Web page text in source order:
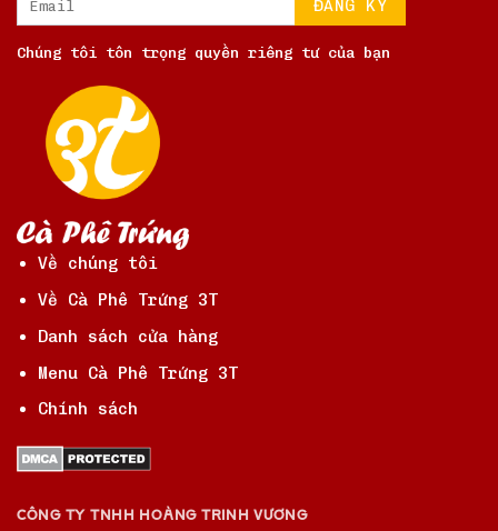
Chúng tôi tôn trọng quyền riêng tư của bạn
Về chúng tôi
Về Cà Phê Trứng 3T
Danh sách cửa hàng
Menu Cà Phê Trứng 3T
Chính sách
CÔNG TY TNHH HOÀNG TRINH VƯƠNG